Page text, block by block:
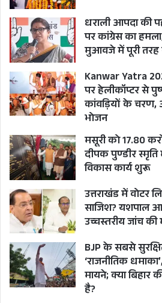
महोदया, नियुक्ति करने
विशेषाधिकार बताना,
है. विधानसभा में
उत्तराखंड विधानसभा
तथा सेवा की शर्तें) की
इस नियमावली में
संशोधन हुए. इस
पदमाप निर्धारण
पदमाप समिति की
विभाग से परामर्श के बाद
पदों के बढ़ाने या घटाने का
हैं. यह नियमावली में
इसमें कहीं भी विशेषाधिकार
है.
धराली आपदा की
पर कांग्रेस का
मुआवजे में पूरी तरह
Kanwar Yatra
पर हेलीकॉप्टर से
कांवड़ियों के चरण,
भोजन
मसूरी को 17.80
दीपक पुण्डीर
विकास कार्य शुरू
उत्तराखंड में वोटर
साजिश? यशपाल
उच्चस्तरीय जांच की
BJP के सबसे
‘राजनीतिक
मायने; क्या बिहार
है?